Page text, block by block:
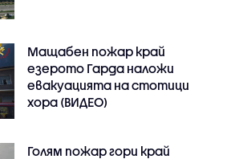
Мащабен пожар край
езерото Гарда наложи
евакуацията на стотици
хора (ВИДЕО)
Голям пожар гори край